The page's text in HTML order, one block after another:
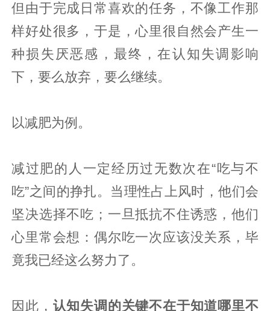
但由于完成日常喜欢的任务，不像工作那
样好处很多，于是，心里很自然会产生一
种损失厌恶感，最终，在认知失调影响
下，要么放弃，要么继续。
以减肥为例。
减过肥的人一定经历过无数次在“吃与不
吃”之间的挣扎。当理性占上风时，他们会
坚决选择不吃；一旦抵抗不住诱惑，他们
心里常会想：偶尔吃一次应该没关系，毕
竟我已经这么努力了。
因此， 认知失调的关键不在于知道哪里不